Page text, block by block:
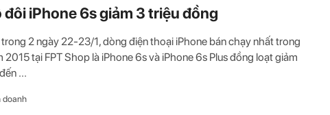
đôi iPhone 6s giảm 3 triệu đồng
2 ngày 22-23/1, dòng điện thoại iPhone bán chạy nhất trong
2015 tại FPT Shop là iPhone 6s và iPhone 6s Plus đồng loạt giảm
...
doanh